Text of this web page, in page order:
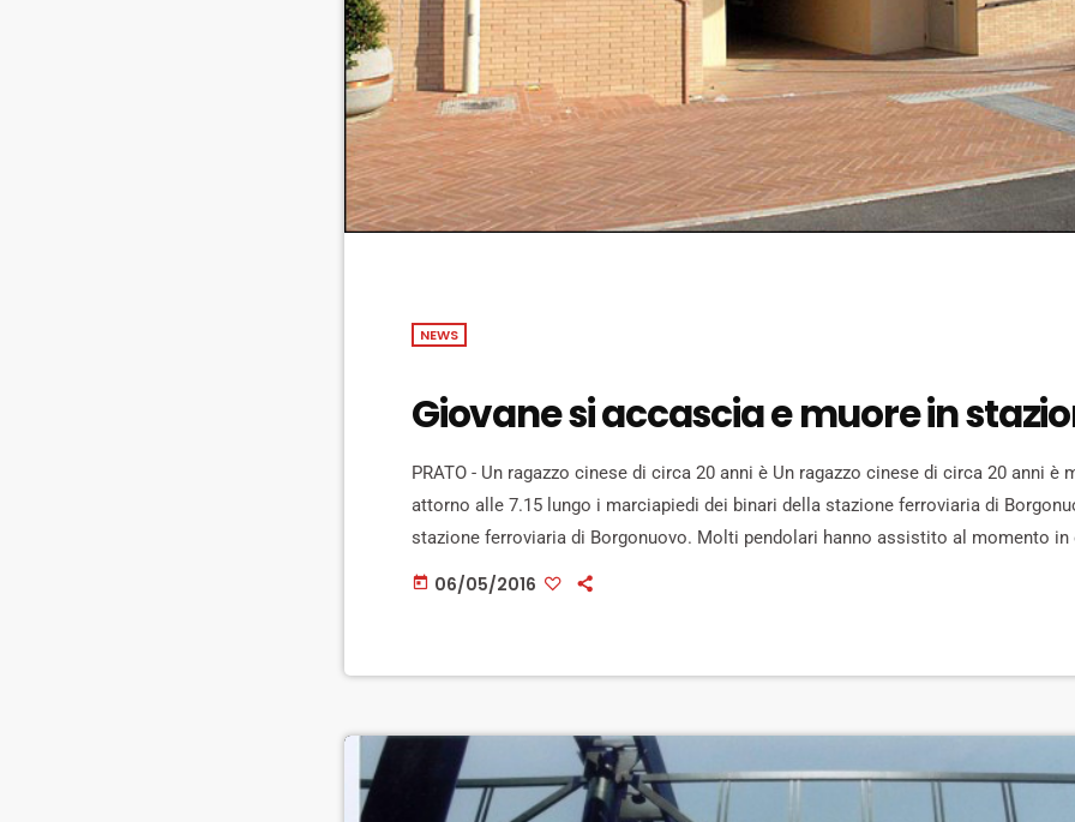
NEWS
Giovane si accascia e muore in
PRATO - Un ragazzo cinese di circa 20 anni è Un ragazzo cinese di circa 20 anni è
attorno alle 7.15 lungo i marciapiedi dei binari della stazione ferroviaria di
stazione ferroviaria di Borgonuovo. Molti pendolari hanno assistito al momento in
è accasciato ed hanno chiamato la polizia ferroviaria assieme ai soccorsi del
today 06/05/2016